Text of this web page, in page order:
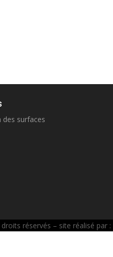
des surfaces
réservés – site réalisé par :